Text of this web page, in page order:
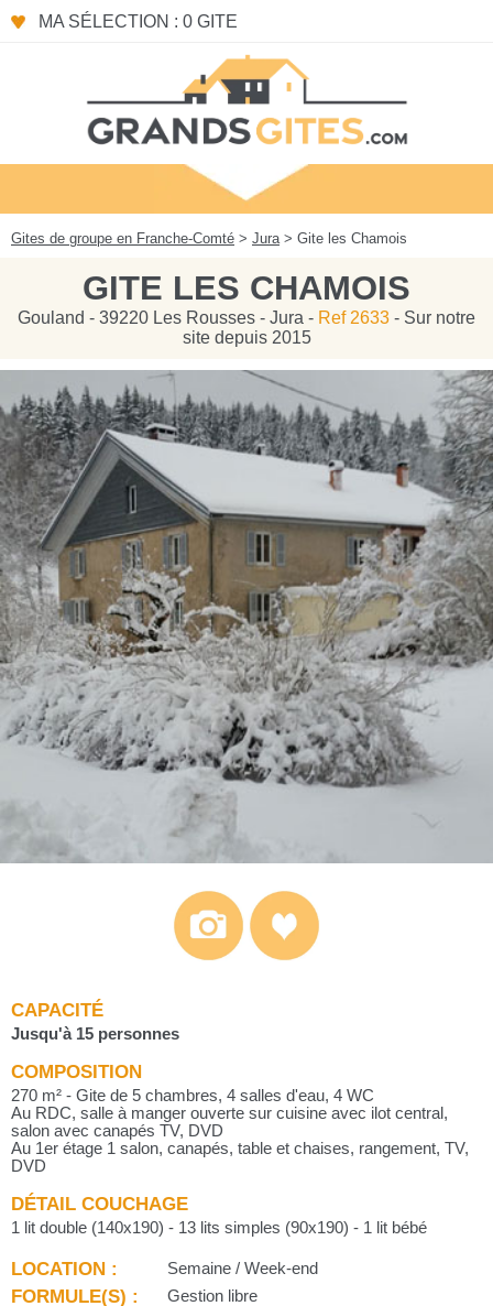
MA SÉLECTION : 0 GITE
Gites de groupe en Franche-Comté > Jura> Gite les Chamois
GITE LES CHAMOIS
Gouland - 39220 Les Rousses - Jura - Ref 2633 - Sur notre
site depuis 2015
CAPACITÉ
Jusqu'à 15 personnes
COMPOSITION
270 m² - Gite de 5 chambres, 4 salles d'eau, 4 WC
Au RDC, salle à manger ouverte sur cuisine avec ilot central,
salon avec canapés TV, DVD
Au 1er étage 1 salon, canapés, table et chaises, rangement, TV,
DVD
DÉTAIL COUCHAGE
1 lit double (140x190) - 13 lits simples (90x190) - 1 lit bébé
LOCATION : Semaine / Week-end
FORMULE(S) : Gestion libre
Panneau de gestion des cookies